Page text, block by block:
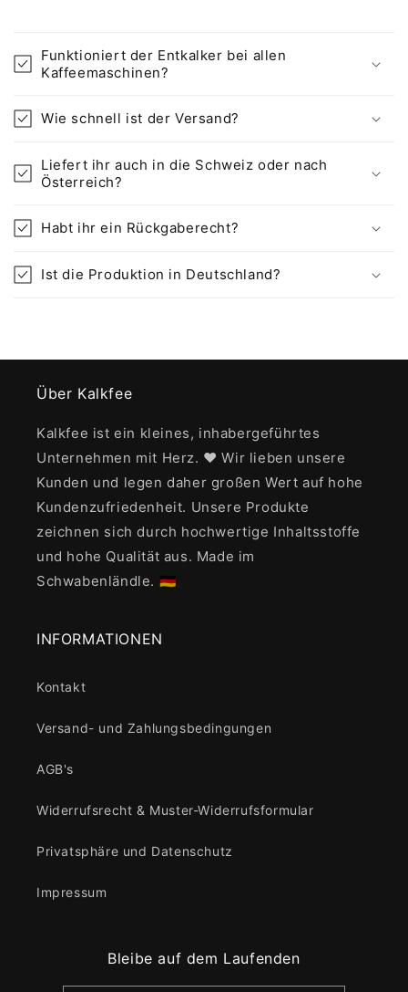
Funktioniert der Entkalker bei allen
Kaffeemaschinen?
Wie schnell ist der Versand?
Liefert ihr auch in die Schweiz oder nach
Österreich?
Habt ihr ein Rückgaberecht?
Ist die Produktion in Deutschland?
Über Kalkfee
Kalkfee ist ein kleines, inhabergeführtes
Unternehmen mit Herz. ❤️ Wir lieben unsere
Kunden und legen daher großen Wert auf hohe
Kundenzufriedenheit. Unsere Produkte
zeichnen sich durch hochwertige Inhaltsstoffe
und hohe Qualität aus. Made im
Schwabenländle. 🇩🇪
INFORMATIONEN
Kontakt
Versand- und Zahlungsbedingungen
AGB's
Widerrufsrecht & Muster-Widerrufsformular
Privatsphäre und Datenschutz
Impressum
Bleibe auf dem Laufenden